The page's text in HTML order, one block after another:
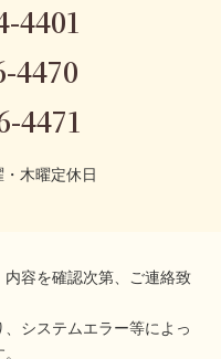
4401
4470
4471
木曜定休日
容を確認次第、ご連絡致
システムエラー等によっ